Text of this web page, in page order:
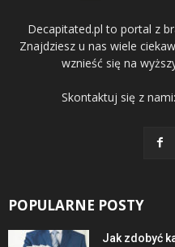
Decapitated.pl to portal z
Znajdziesz u nas wiele
wznieść się na
Skontaktuj się z nami:
POPULARNE POSTY
Jak zdobyć